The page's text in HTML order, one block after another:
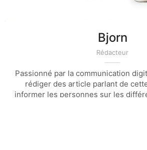
Bjorn
Rédacteur
Passionné par la communication
rédiger des article parlant de
informer les personnes sur les